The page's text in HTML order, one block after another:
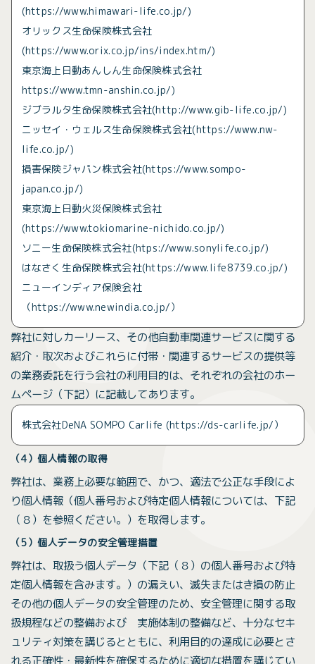
(https://www.himawari-life.co.jp/)
オリックス生命保険株式会社
(https://www.orix.co.jp/ins/index.htm/)
東京海上日動あんしん生命保険株式会社
https://www.tmn-anshin.co.jp/)
ジブラルタ生命保険株式会社(http://www.gib-life.co.jp/)
ニッセイ・ウェルス生命保険株式会社(https://www.nw-
life.co.jp/)
損害保険ジャパン株式会社(https://www.sompo-
japan.co.jp/)
東京海上日動火災保険株式会社
(https://www.tokiomarine-nichido.co.jp/)
ソニー生命保険株式会社(htps://www.sonylife.co.jp/)
はなさく生命保険株式会社(https://www.life8739.co.jp/)
ニューインディア保険会社
（https://www.newindia.co.jp/）
弊社に対しカーリース、その他自動車関連サービスに関する
紹介・取次およびこれらに付帯・関連するサービスの提供等
の業務委託を行う会社の利用目的は、それぞれの会社のホー
ムページ（下記）に記載してあります。
株式会社DeNA SOMPO Carlife (https://ds-carlife.jp/）
（4）個人情報の取得
弊社は、業務上必要な範囲で、かつ、適法で公正な手段によ
り個人情報（個人番号および特定個人情報については、下記
（８）を参照ください。）を取得します。
（5）個人データの安全管理措置
弊社は、取扱う個人データ（下記（８）の個人番号および特
定個人情報を含みます。）の漏えい、滅失またはき損の防止
その他の個人データの安全管理のため、安全管理に関する取
扱規程などの整備および 実施体制の整備など、十分なセキ
ュリティ対策を講じるとともに、利用目的の達成に必要とさ
れる正確性・最新性を確保するために適切な措置を講じてい